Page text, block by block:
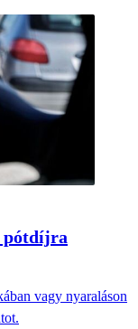
pótdíjra
vagy nyaraláson